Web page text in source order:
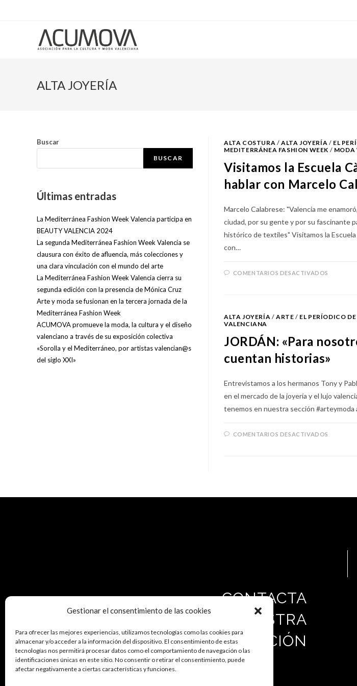
Gestionar el consentimiento de las cookies
Para ofrecer las mejores experiencias, utilizamos tecnologías como las cookies para
almacenar y/o acceder a la información del dispositivo. El consentimiento de estas
tecnologías nos permitirá procesar datos como el comportamiento de navegación o las
identificaciones únicas en este sitio. No consentir o retirar el consentimiento, puede
afectar negativamente a ciertas características y funciones.
ALTA JOYERÍA
ALTA COSTURA /ALTA JOYERÍA / EL
MEDITERRÁNEA FASHION WEEK / MODA
Visitamos la Escuela
hablar con Marcelo
Marcelo Calabrese: "Valencia me
ciudad, por su gente y por su fascinante
histórico de textiles" Visitamos la Escuela
con…
COMENTARIOS DESACTIVADOS
ALTA JOYERÍA /ARTE / EL PERÍODICO
VALENCIANA
JORDÁN: «Para
cuentan historias»
Entrevistamos a los hermanos Tony y
en el mercado de la joyería y el lujo
tenemos en nuestra sección #arteymoda
COMENTARIOS DESACTIVADOS
Buscar
BUSCAR
Últimas entradas
La Mediterránea Fashion Week Valencia participa en
BEAUTY VALENCIA 2024
La segunda Mediterránea Fashion Week Valencia se
clausura con éxito de afluencia, más colecciones y
una clara vinculación con el mundo del arte
La Mediterránea Fashion Week Valencia cierra su
segunda edición con la presencia de Mónica Cruz
Arte y moda se fusionan en la tercera jornada de la
Mediterránea Fashion Week
ACUMOVA promueve la moda, la cultura y el diseño
valenciano a través de su exposición colectiva
«Sorolla y el Mediterráneo, por artistas valencian@s
del siglo XXI»
CONTACTA
CON NUESTRA
ASOCIACIÓN